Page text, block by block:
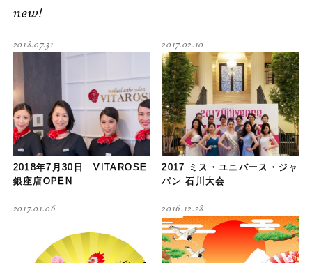
new!
2018年7月30日 VITAROSE
銀座店OPEN
2018.07.31
2017 ミス・ユニバース・ジャ
パン 石川大会
2017.02.10
2017.01.06 2016.12.28